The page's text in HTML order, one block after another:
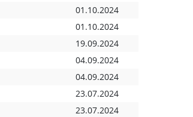
01.10.2024
01.10.2024
19.09.2024
04.09.2024
04.09.2024
23.07.2024
23.07.2024